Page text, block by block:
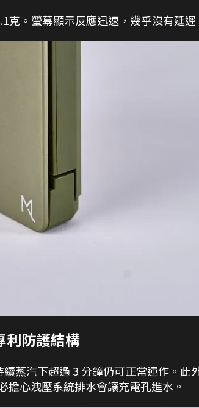
。螢幕顯示反應迅速，幾乎沒有延
利防護結構
蒸汽下超過 3 分鐘仍可正常運作。此
擔心洩壓系統排水會讓充電孔進水。